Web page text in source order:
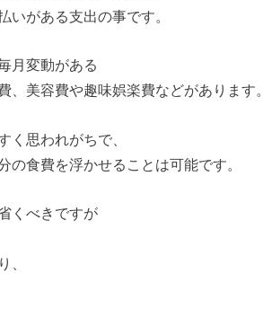
いがある支出の事です。
月変動がある
、美容費や趣味娯楽費などがあります。
く思われがちで、
の食費を浮かせることは可能です。
くべきですが
、